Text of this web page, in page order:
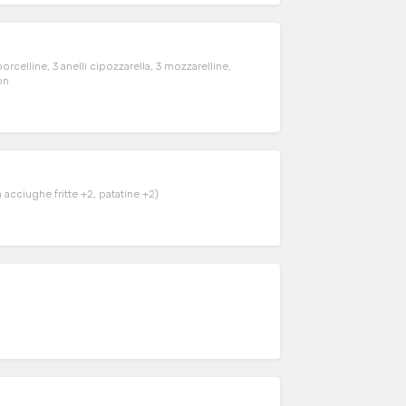
3 anelli cipozzarella, 3 mozzarelline,
fritte +2, patatine +2)